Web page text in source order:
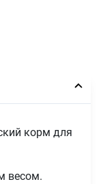
корм для
весом.